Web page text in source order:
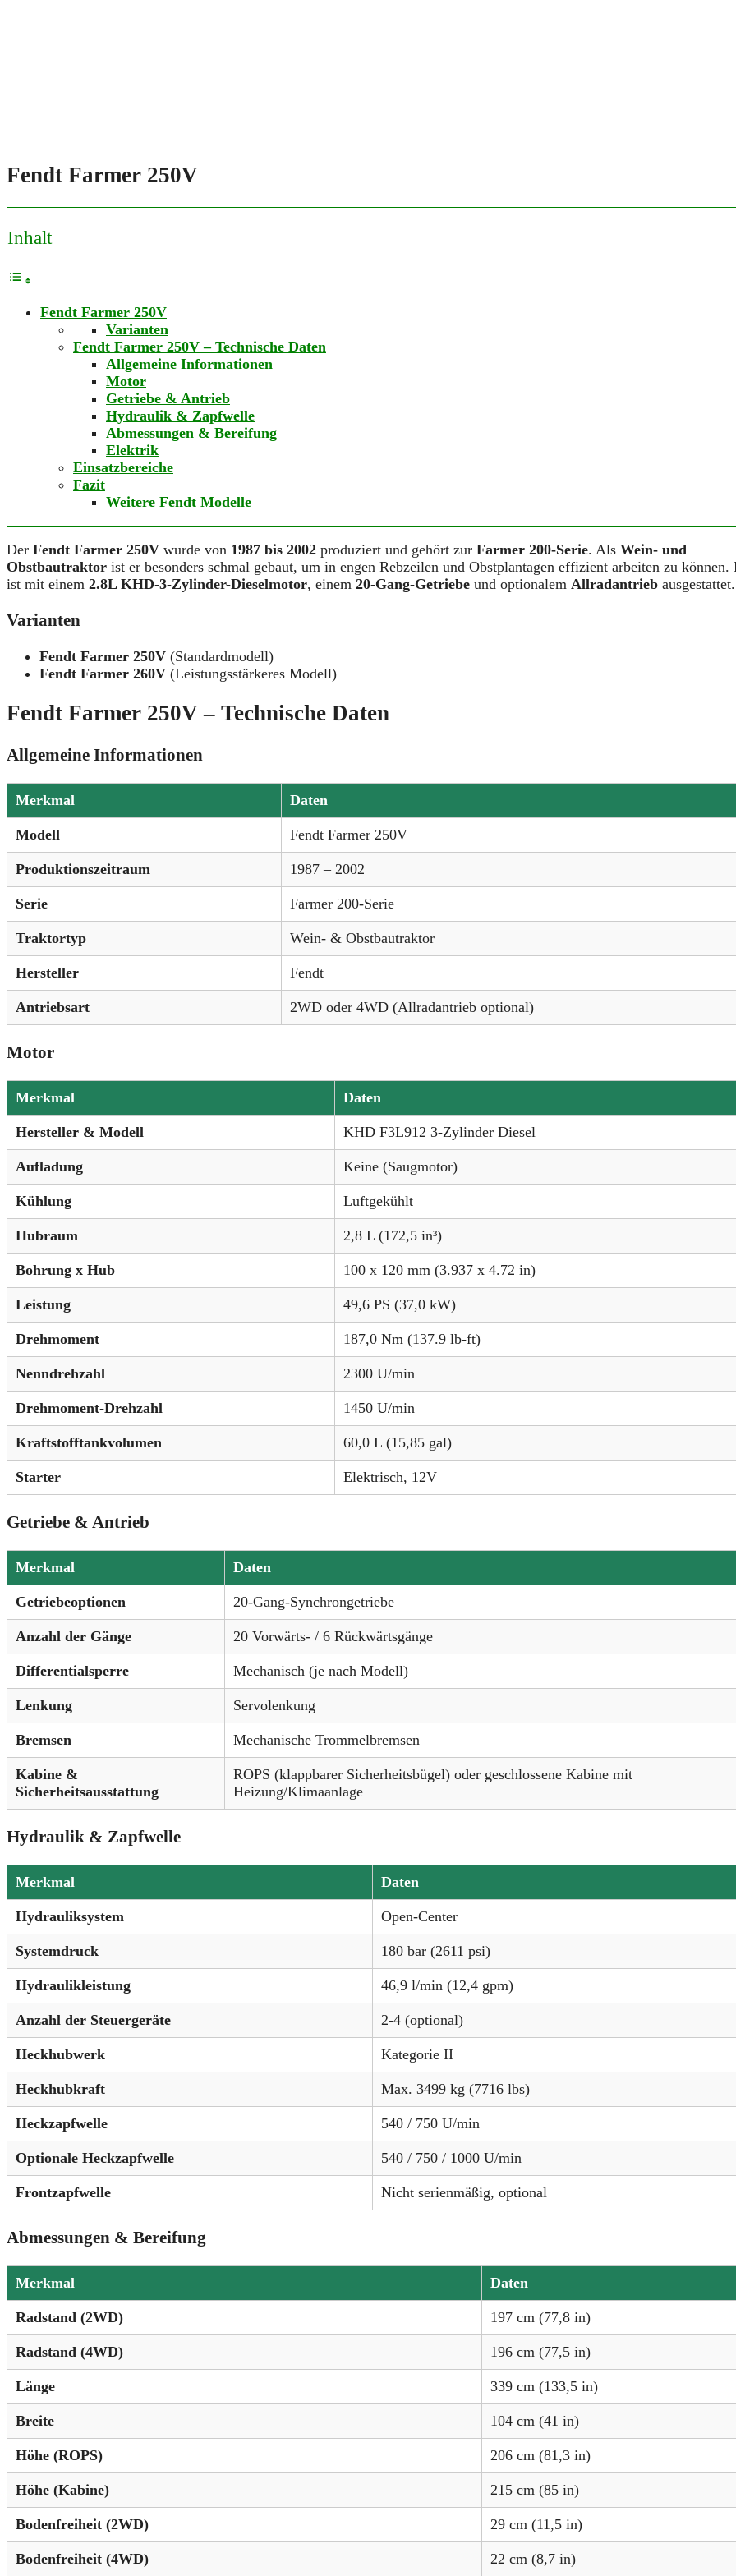
Fendt Farmer 250V
Inhalt
Fendt Farmer 250V
Varianten
Fendt Farmer 250V – Technische Daten
Allgemeine Informationen
Motor
Getriebe & Antrieb
Hydraulik & Zapfwelle
Abmessungen & Bereifung
Elektrik
Einsatzbereiche
Fazit
Weitere Fendt Modelle
Der Fendt Farmer 250V wurde von 1987 bis 2002 produziert und gehört zur Farmer 200-Serie. Als Wein- und
Obstbautraktor ist er besonders schmal gebaut, um in engen Rebzeilen und Obstplantagen effizient arbeiten zu können.
ist mit einem 2.8L KHD-3-Zylinder-Dieselmotor, einem 20-Gang-Getriebe und optionalem Allradantrieb ausgestattet.
Varianten
Fendt Farmer 250V (Standardmodell)
Fendt Farmer 260V (Leistungsstärkeres Modell)
Fendt Farmer 250V – Technische Daten
Allgemeine Informationen
Merkmal Daten
Modell Fendt Farmer 250V
Produktionszeitraum 1987 – 2002
Serie Farmer 200-Serie
Traktortyp Wein- & Obstbautraktor
Hersteller Fendt
Antriebsart 2WD oder 4WD (Allradantrieb optional)
Motor
Merkmal Daten
Hersteller & Modell KHD F3L912 3-Zylinder Diesel
Aufladung Keine (Saugmotor)
Kühlung Luftgekühlt
Hubraum 2,8 L (172,5 in³)
Bohrung x Hub 100 x 120 mm (3.937 x 4.72 in)
Leistung 49,6 PS (37,0 kW)
Drehmoment 187,0 Nm (137.9 lb-ft)
Nenndrehzahl 2300 U/min
Drehmoment-Drehzahl 1450 U/min
Kraftstofftankvolumen 60,0 L (15,85 gal)
Starter Elektrisch, 12V
Getriebe & Antrieb
Merkmal Daten
Getriebeoptionen 20-Gang-Synchrongetriebe
Anzahl der Gänge 20 Vorwärts- / 6 Rückwärtsgänge
Differentialsperre Mechanisch (je nach Modell)
Lenkung Servolenkung
Bremsen Mechanische Trommelbremsen
Kabine &
Sicherheitsausstattung
ROPS (klappbarer Sicherheitsbügel) oder geschlossene Kabine mit
Heizung/Klimaanlage
Hydraulik & Zapfwelle
Merkmal Daten
Hydrauliksystem Open-Center
Systemdruck 180 bar (2611 psi)
Hydraulikleistung 46,9 l/min (12,4 gpm)
Anzahl der Steuergeräte 2-4 (optional)
Heckhubwerk Kategorie II
Heckhubkraft Max. 3499 kg (7716 lbs)
Heckzapfwelle 540 / 750 U/min
Optionale Heckzapfwelle 540 / 750 / 1000 U/min
Frontzapfwelle Nicht serienmäßig, optional
Abmessungen & Bereifung
Merkmal Daten
Radstand (2WD) 197 cm (77,8 in)
Radstand (4WD) 196 cm (77,5 in)
Länge 339 cm (133,5 in)
Breite 104 cm (41 in)
Höhe (ROPS) 206 cm (81,3 in)
Höhe (Kabine) 215 cm (85 in)
Bodenfreiheit (2WD) 29 cm (11,5 in)
Bodenfreiheit (4WD) 22 cm (8,7 in)